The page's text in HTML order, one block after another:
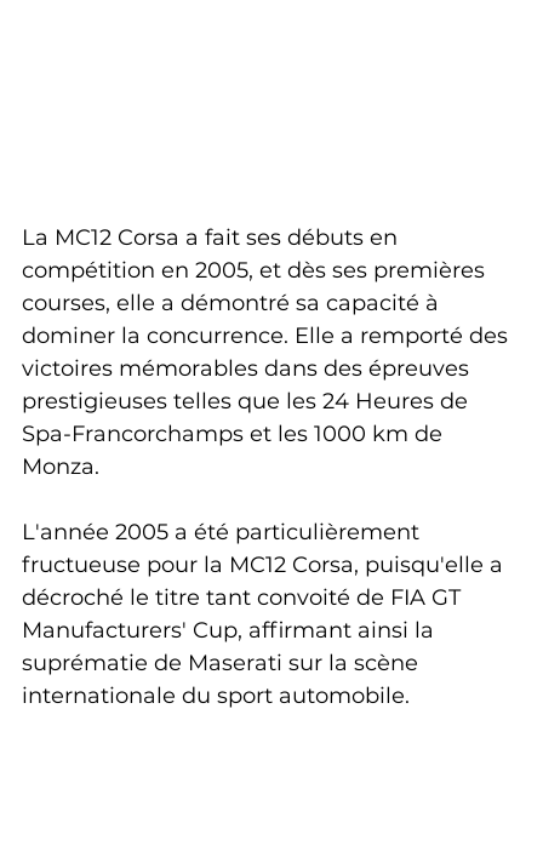
La MC12 Corsa a fait ses débuts en
compétition en 2005, et dès ses premières
courses, elle a démontré sa capacité à
dominer la concurrence. Elle a remporté des
victoires mémorables dans des épreuves
prestigieuses telles que les 24 Heures de
Spa-Francorchamps et les 1000 km de
Monza.
L'année 2005 a été particulièrement
fructueuse pour la MC12 Corsa, puisqu'elle a
décroché le titre tant convoité de FIA GT
Manufacturers' Cup, affirmant ainsi la
suprématie de Maserati sur la scène
internationale du sport automobile.